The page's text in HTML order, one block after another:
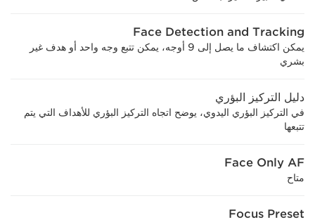
Face Detection and Tracking
يمكن اكتشاف ما يصل إلى 9 أوجه، يمكن تتبع وجه واحد أو هدف غير
بشري
دليل التركيز البؤري
في التركيز البؤري اليدوي، يوضح اتجاه التركيز البؤري للأهداف التي يتم
تتبعها
Face Only AF
متاح
Focus Preset